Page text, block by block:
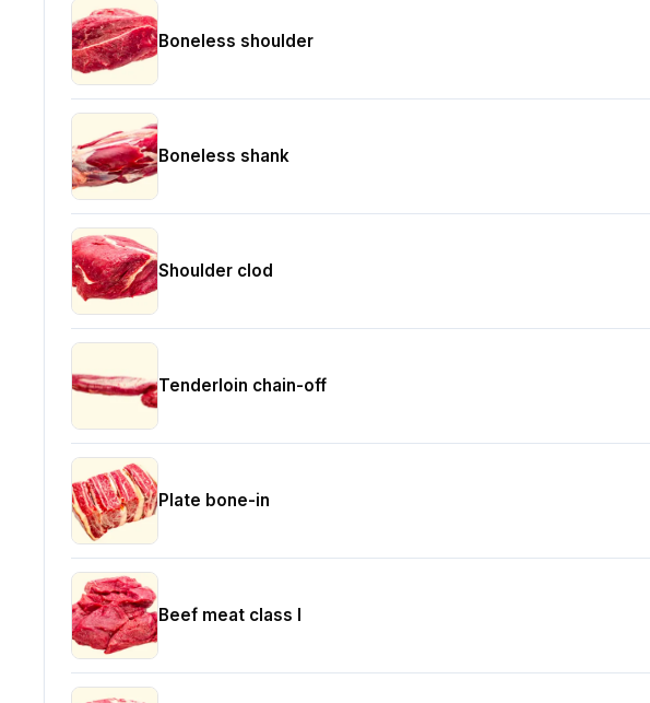
Boneless shoulder
Boneless shank
Shoulder clod
Tenderloin chain-off
Plate bone-in
Beef meat class I